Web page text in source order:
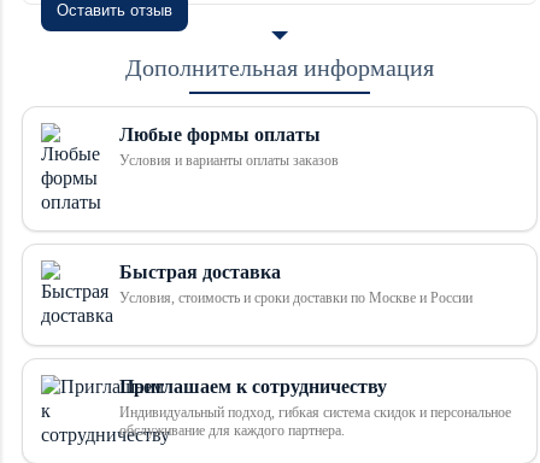
Оставить отзыв
Дополнительная информация
Любые формы оплаты
Условия и варианты оплаты заказов
Быстрая доставка
Условия, стоимость и сроки доставки по Москве и России
Приглашаем к сотрудничеству
Индивидуальный подход, гибкая система скидок и персональное
обслуживание для каждого партнера.